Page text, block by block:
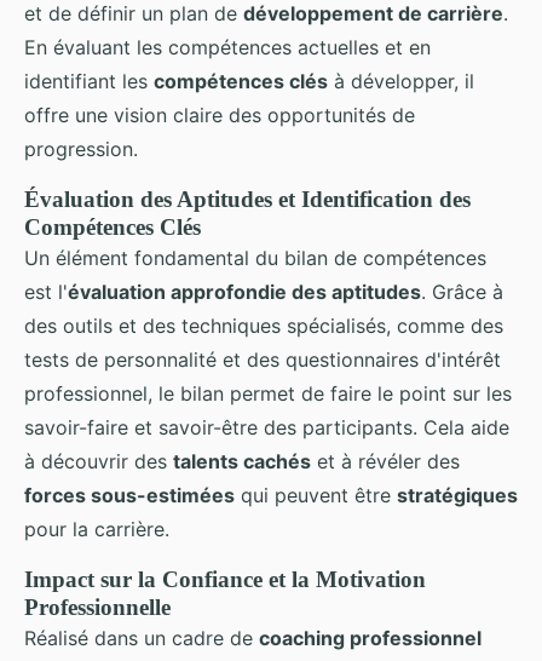
et de définir un plan de développement de carrière.
En évaluant les compétences actuelles et en
identifiant les compétences clés à développer, il
offre une vision claire des opportunités de
progression.
Évaluation des Aptitudes et Identification des
Compétences Clés
Un élément fondamental du bilan de compétences
est l'évaluation approfondie des aptitudes. Grâce à
des outils et des techniques spécialisés, comme des
tests de personnalité et des questionnaires d'intérêt
professionnel, le bilan permet de faire le point sur les
savoir-faire et savoir-être des participants. Cela aide
à découvrir des talents cachés et à révéler des
forces sous-estimées qui peuvent être stratégiques
pour la carrière.
Impact sur la Confiance et la Motivation
Professionnelle
Réalisé dans un cadre de coaching professionnel